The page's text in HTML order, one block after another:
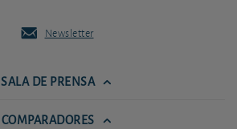
Newsletter
SALA DE PRENSA
COMPARADORES